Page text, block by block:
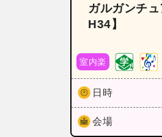
ガルガンチ
H34】
室内楽
日時
会場